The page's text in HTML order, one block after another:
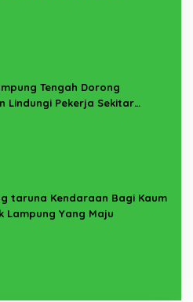
Tengah Dorong
Lindungi Pekerja Sekitar
taruna Kendaraan Bagi Kaum
Lampung Yang Maju